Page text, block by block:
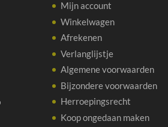
Mijn account
Winkelwagen
Afrekenen
Verlanglijstje
Algemene voorwaarden
Bijzondere voorwaarden
Herroepingsrecht
Koop ongedaan maken